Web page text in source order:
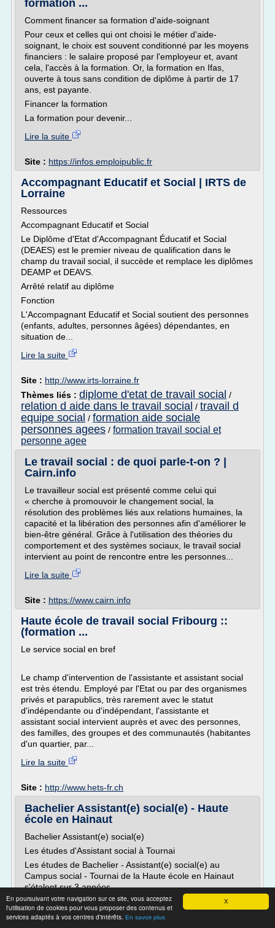
X
En poursuivant votre navigation sur ce site, vous acceptez
l'utilisation de cookies pour vous proposer des contenus et
services adaptés à vos centres d'intérêts. En savoir plus
formation ...
Comment financer sa formation d'aide-soignant
Pour ceux et celles qui ont choisi le métier d'aide-
soignant, le choix est souvent conditionné par les moyens
financiers : le salaire proposé par l'employeur et, avant
cela, l'accès à la formation. Or, la formation en Ifas,
ouverte à tous sans condition de diplôme à partir de 17
ans, est payante.
Financer la formation
La formation pour devenir...
Lire la suite
Site : https://infos.emploipublic.fr
Accompagnant Educatif et Social | IRTS de
Lorraine
Ressources
Accompagnant Educatif et Social
Le Diplôme d'Etat d'Accompagnant Éducatif et Social
(DEAES) est le premier niveau de qualification dans le
champ du travail social, il succède et remplace les diplômes
DEAMP et DEAVS.
Arrêté relatif au diplôme
Fonction
L'Accompagnant Educatif et Social soutient des personnes
(enfants, adultes, personnes âgées) dépendantes, en
situation de...
Lire la suite
Site : http://www.irts-lorraine.fr
Thèmes liés : diplome d'etat de travail social /
relation d aide dans le travail social / travail d
equipe social / formation aide sociale
personnes agees / formation travail social et
personne agee
Le travail social : de quoi parle-t-on ? |
Cairn.info
Le travailleur social est présenté comme celui qui
« cherche à promouvoir le changement social, la
résolution des problèmes liés aux relations humaines, la
capacité et la libération des personnes afin d'améliorer le
bien-être général. Grâce à l'utilisation des théories du
comportement et des systèmes sociaux, le travail social
intervient au point de rencontre entre les personnes...
Lire la suite
Site : https://www.cairn.info
Haute école de travail social Fribourg ::
(formation ...
Le service social en bref
Le champ d'intervention de l'assistante et assistant social
est très étendu. Employé par l'Etat ou par des organismes
privés et parapublics, très rarement avec le statut
d'indépendante ou d'indépendant, l'assistante et
assistant social intervient auprès et avec des personnes,
des familles, des groupes et des communautés (habitantes
d'un quartier, par...
Lire la suite
Site : http://www.hets-fr.ch
Bachelier Assistant(e) social(e) - Haute
école en Hainaut
Bachelier Assistant(e) social(e)
Les études d'Assistant social à Tournai
Les études de Bachelier - Assistant(e) social(e) au
Campus social - Tournai de la Haute école en Hainaut
s'étalent sur 3 années. .
Le métier d'Assistant(e) social(e)
Plus qu'un métier, c'est une vocation.